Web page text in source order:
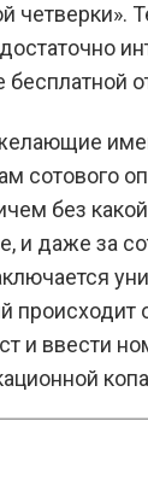
четверки».
сотового
без
и даже за
происходит
и ввести